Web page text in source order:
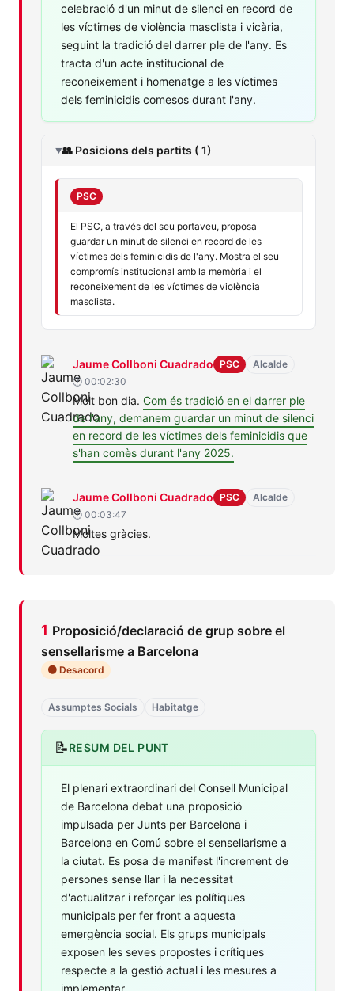
celebració d'un minut de silenci en record de
les víctimes de violència masclista i vicària,
seguint la tradició del darrer ple de l'any. Es
tracta d'un acte institucional de
reconeixement i homenatge a les víctimes
dels feminicidis comesos durant l'any.
👥 Posicions dels partits ( 1)
PSC
El PSC, a través del seu portaveu, proposa
guardar un minut de silenci en record de les
víctimes dels feminicidis de l'any. Mostra el seu
compromís institucional amb la memòria i el
reconeixement de les víctimes de violència
masclista.
Jaume
Collboni
Cuadrado
PSC
Drets
civils
i
llibertats
Jaume Collboni Cuadrado PSC
Alcalde
🕐 00:02:30
Molt bon dia. Com és tradició en el darrer ple
de l'any, demanem guardar un minut de silenci
en record de les víctimes dels feminicidis que
s'han comès durant l'any 2025.
Jaume
Collboni
Cuadrado
PSC
Drets
civils
i
llibertats
Jaume Collboni Cuadrado PSC
Alcalde
🕐 00:03:47
Moltes gràcies.
1 Proposició/declaració de grup sobre el
sensellarisme a Barcelona
🟠 Desacord
Assumptes Socials Habitatge
📝RESUM DEL PUNT
El plenari extraordinari del Consell Municipal
de Barcelona debat una proposició
impulsada per Junts per Barcelona i
Barcelona en Comú sobre el sensellarisme a
la ciutat. Es posa de manifest l'increment de
persones sense llar i la necessitat
d'actualitzar i reforçar les polítiques
municipals per fer front a aquesta
emergència social. Els grups municipals
exposen les seves propostes i crítiques
respecte a la gestió actual i les mesures a
implementar.